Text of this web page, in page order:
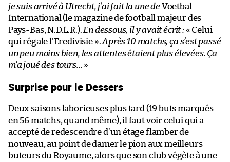
je suis arrivé à Utrecht, j’ai fait la une deVoetbal
International (le magazine de football majeur des
Pays-Bas, N.D.L.R.). En dessous, il y avait écrit :« Celui
qui régale l’Eredivisie ».Après 10 matchs, ça s’est passé
un peu moins bien, les attentes étaient plus élevées. Ça
m’a joué des tours… »
Surprise pour le Dessers
Deux saisons laborieuses plus tard (19 buts marqués
en 56 matchs, quand même), il faut voir celui qui a
accepté de redescendre d’un étage flamber de
nouveau, au point de damer le pion aux meilleurs
buteurs du Royaume, alors que son club végète à une